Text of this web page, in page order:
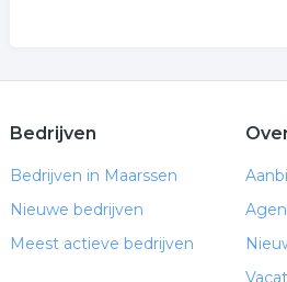
Bedrijven
Bedrijven in Maarssen
Nieuwe bedrijven
Meest actieve bedrijven